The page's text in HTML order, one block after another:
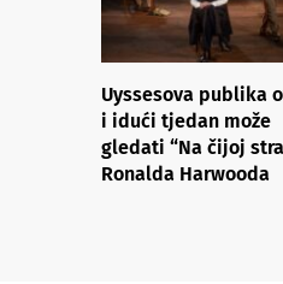
Uyssesova publika
i idući tjedan može
gledati “Na čijoj
Ronalda Harwooda